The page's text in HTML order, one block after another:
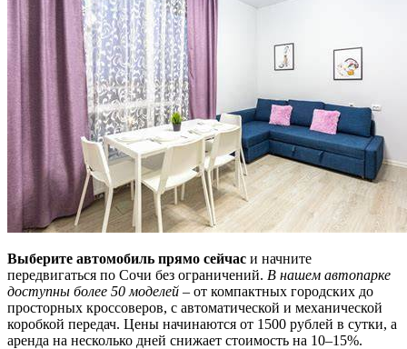
Выберите автомобиль прямо сейчас и начните
передвигаться по Сочи без ограничений. В нашем автопарке
доступны более 50 моделей – от компактных городских до
просторных кроссоверов, с автоматической и механической
коробкой передач. Цены начинаются от 1500 рублей в сутки, а
аренда на несколько дней снижает стоимость на 10–15%.